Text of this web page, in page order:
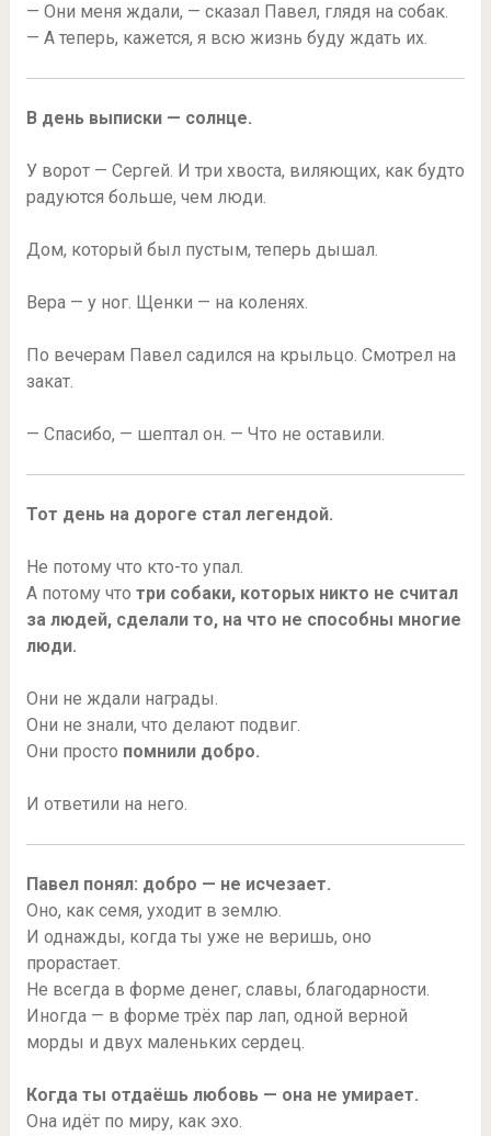
— Они меня ждали, — сказал Павел, глядя на собак.
— А теперь, кажется, я всю жизнь буду ждать их.
В день выписки — солнце.
У ворот — Сергей. И три хвоста, виляющих, как будто
радуются больше, чем люди.
Дом, который был пустым, теперь дышал.
Вера — у ног. Щенки — на коленях.
По вечерам Павел садился на крыльцо. Смотрел на
закат.
— Спасибо, — шептал он. — Что не оставили.
Тот день на дороге стал легендой.
Не потому что кто-то упал.
А потому что три собаки, которых никто не считал
за людей, сделали то, на что не способны многие
люди.
Они не ждали награды.
Они не знали, что делают подвиг.
Они просто помнили добро.
И ответили на него.
Павел понял: добро — не исчезает.
Оно, как семя, уходит в землю.
И однажды, когда ты уже не веришь, оно
прорастает.
Не всегда в форме денег, славы, благодарности.
Иногда — в форме трёх пар лап, одной верной
морды и двух маленьких сердец.
Когда ты отдаёшь любовь — она не умирает.
Она идёт по миру, как эхо.